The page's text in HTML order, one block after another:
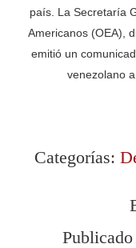
país. La Secretaría
Americanos (OEA),
emitió un
venezolano
Categorías: